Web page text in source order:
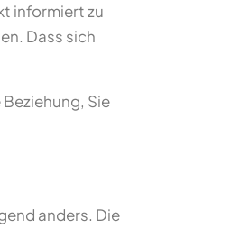
informiert zu
Dass sich
Sie
anders. Die